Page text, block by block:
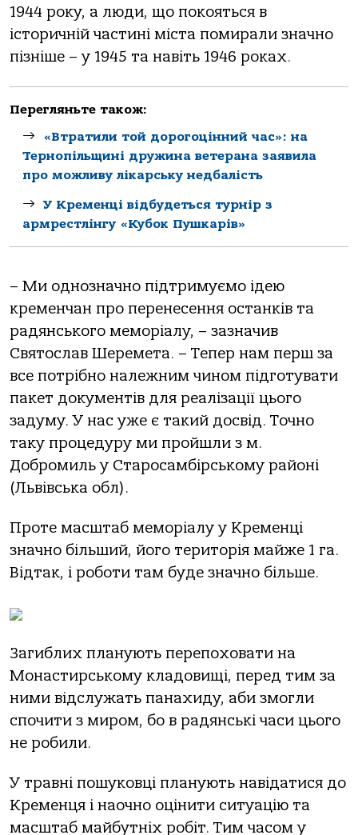
1944 року, а люди, що покояться в
історичній частині міста помирали значно
пізніше – у 1945 та навіть 1946 роках.
Перегляньте також:
«Втратили той дорогоцінний час»: на
Тернопільщині дружина ветерана заявила
про можливу лікарську недбалість
У Кременці відбудеться турнір з
армрестлінгу «Кубок Пушкарів»
– Ми однозначно підтримуємо ідею
кременчан про перенесення останків та
радянського меморіалу, – зазначив
Святослав Шеремета. – Тепер нам перш за
все потрібно належним чином підготувати
пакет документів для реалізації цього
задуму. У нас уже є такий досвід. Точно
таку процедуру ми пройшли з м.
Добромиль у Старосамбірському районі
(Львівська обл).
Проте масштаб меморіалу у Кременці
значно більший, його територія майже 1 га.
Відтак, і роботи там буде значно більше.
Загиблих планують перепоховати на
Монастирському кладовищі, перед тим за
ними відслужать панахиду, аби змогли
спочити з миром, бо в радянські часи цього
не робили.
У травні пошуковці планують навідатися до
Кременця і наочно оцінити ситуацію та
масштаб майбутніх робіт. Тим часом у